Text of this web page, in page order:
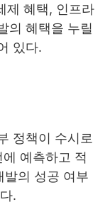
제 혜택, 인프라
의 혜택을 누릴
있다.
정책이 수시로
예측하고 적
의 성공 여부
.